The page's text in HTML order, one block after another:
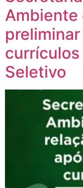
Ambiente
currículos
Seletivo